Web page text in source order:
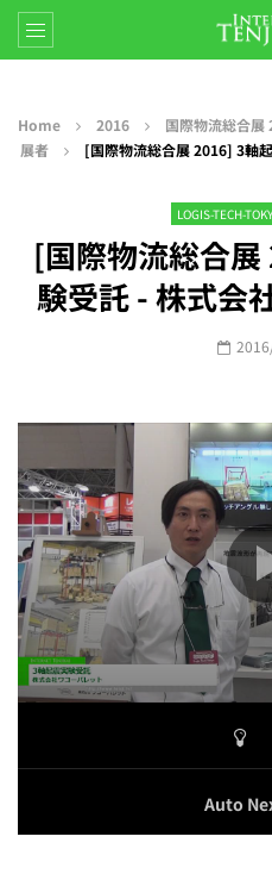
Home 2016 国際物流総合展
展者
[国際物流総合展 2016] 3軸
LOGIS-TECH-
[国際物流総合
験受託 - 株式会
Auto